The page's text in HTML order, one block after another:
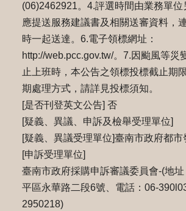
(06)2462921。4.評選時間由業務單
應提送服務建議書及相關送審資料，
時⼀起送達。6.電⼦領標網址：
http://web.pcc.gov.tw/。7.因颱風等災
止上班時，本公告之領標投標截止期
期處理方式，請詳⾒投標須知。
[是否刊登英文公告] 否
[疑義、異議、申訴及檢舉受理單位]
[疑義、異議受理單位]臺南市政府都市
[申訴受理單位]
臺南市政府採購申訴審議委員會-(地
平區永華路二段6號、電話：06-
2950218)